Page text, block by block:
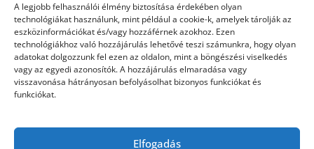
A legjobb felhasználói élmény biztosítása érdekében olyan
technológiákat használunk, mint például a cookie-k, amelyek tárolják az
eszközinformációkat és/vagy hozzáférnek azokhoz. Ezen
technológiákhoz való hozzájárulás lehetővé teszi számunkra, hogy olyan
adatokat dolgozzunk fel ezen az oldalon, mint a böngészési viselkedés
vagy az egyedi azonosítók. A hozzájárulás elmaradása vagy
visszavonása hátrányosan befolyásolhat bizonyos funkciókat és
funkciókat.
Elfogadás
Szolgáltatás
Vásárlás
Webáruházak